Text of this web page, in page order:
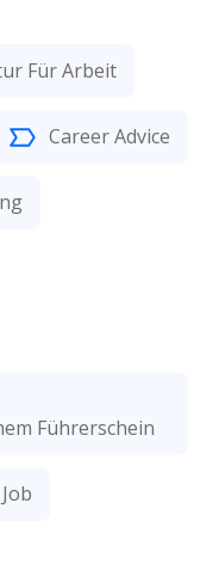
Für Arbeit
Career Advice
Führerschein